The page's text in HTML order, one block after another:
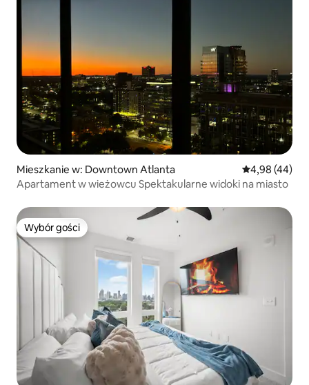
Mieszkanie w: Downtown Atlanta Średnia
4,98 (44)
Apartament w wieżowcu Spektakularne widoki na miasto
Wybór gości
Wybór gości